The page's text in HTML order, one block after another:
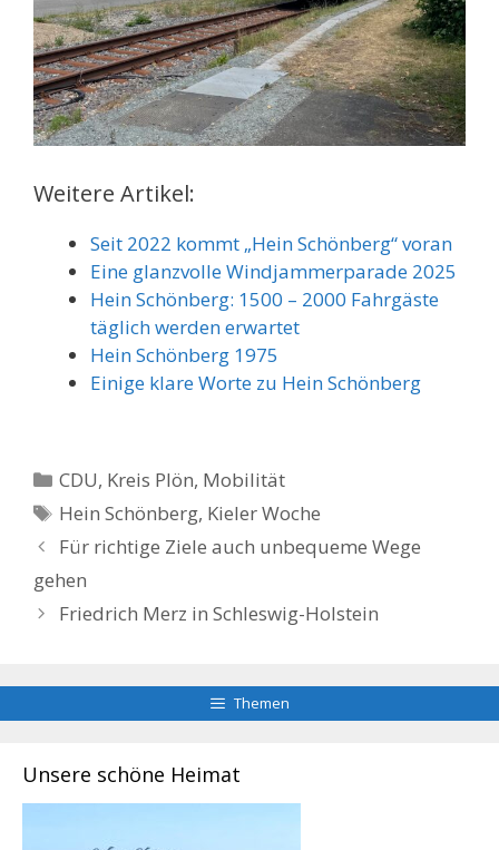
Weitere Artikel:
Seit 2022 kommt „Hein Schönberg“ voran
Eine glanzvolle Windjammerparade 2025
Hein Schönberg: 1500 – 2000 Fahrgäste
täglich werden erwartet
Hein Schönberg 1975
Einige klare Worte zu Hein Schönberg
Kategorien
CDU, Kreis Plön, Mobilität
Schlagwörter
Hein Schönberg, Kieler Woche
Für richtige Ziele auch unbequeme Wege
gehen
Friedrich Merz in Schleswig-Holstein
Themen
Unsere schöne Heimat